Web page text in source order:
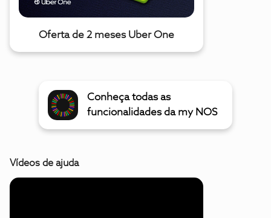
Oferta de 2 meses Uber One
Conheça todas as
funcionalidades da my NOS
Vídeos de ajuda